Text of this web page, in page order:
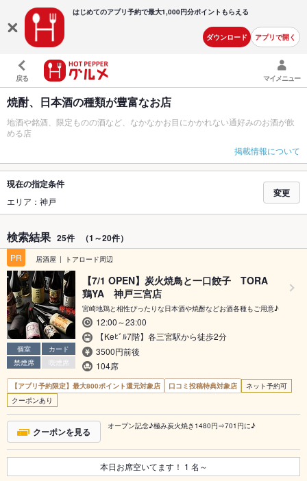
はじめてのアプリ予約で最大1,000円分ポイントもらえる
ダウンロード アプリで開く
戻る マイメニュー
焼酎、日本酒の種類が豊富なお店
地酒や銘酒、限定ものの酒など、なかなかお目にかかれない通好みのお酒が飲
める店
掲載情報について
現在の指定条件
エリア：神戸
変更
検索結果 25件 （1～20件）
PR 居酒屋 トアロード周辺
個室
カード
禁煙席
喫煙席
【7/1 OPEN】炭火焼鳥と一口餃子 TORA
鶏YA 神戸三宮店
宮崎地鶏と相性ぴったりな日本酒や焼酎などお酒各種もご用意♪
12:00～23:00
【Keﾋﾞﾙ7階】各三宮駅から徒歩2分
3500円前後
104席
【アプリ予約限定】最大800ポイント還元対象店 口コミ投稿特典対象店
ネット予約可
クーポンあり
クーポンを見る オープン記念♪極み炭火焼き1480円⇒701円に♪
本日お席空いてます！ 1 名～